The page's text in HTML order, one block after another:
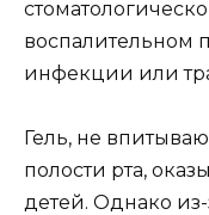
воспалительном
инфекции или
Гель, не
полости рта,
детей. Однако